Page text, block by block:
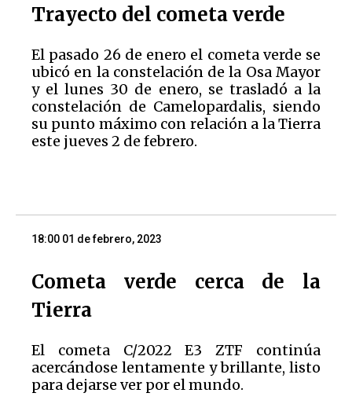
Trayecto del cometa verde
El pasado 26 de enero el cometa verde se
ubicó en la constelación de la Osa Mayor
y el lunes 30 de enero, se trasladó a la
constelación de Camelopardalis, siendo
su punto máximo con relación a la Tierra
este jueves 2 de febrero.
18:00 01 de febrero, 2023
Cometa verde cerca de la
Tierra
El cometa C/2022 E3 ZTF continúa
acercándose lentamente y brillante, listo
para dejarse ver por el mundo.